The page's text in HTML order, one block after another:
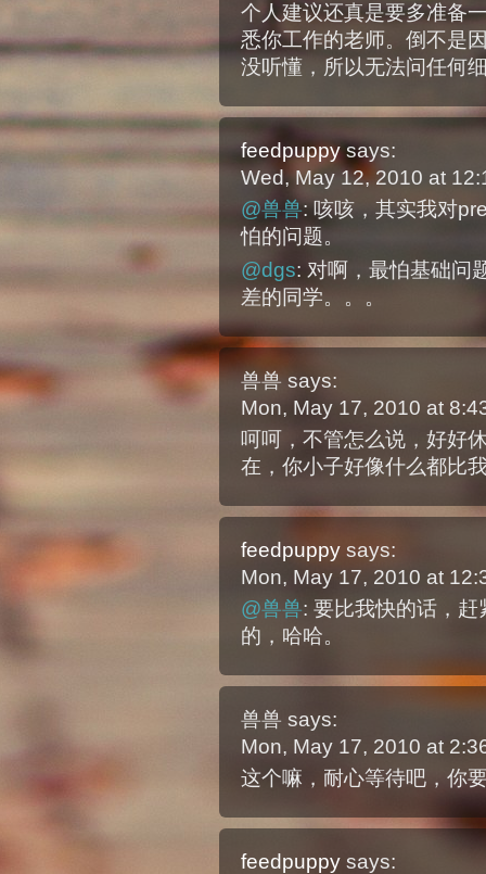
个人建议还真是要多准备
悉你工作的老师。倒不是
没听懂，所以无法问任何
feedpuppy says:
Wed, May 12, 2010 at
@兽兽: 咳咳，其实我对
怕的问题。
@dgs: 对啊，最怕基础问
差的同学。。。
兽兽 says:
Mon, May 17, 2010 at
呵呵，不管怎么说，好好
在，你小子好像什么都比
feedpuppy says:
Mon, May 17, 2010 at
@兽兽: 要比我快的话，
的，哈哈。
兽兽 says:
Mon, May 17, 2010 at
这个嘛，耐心等待吧，你
feedpuppy says: